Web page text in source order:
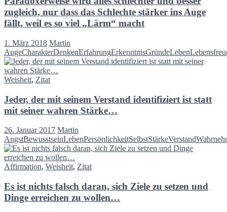
zugleich, nur dass das Schlechte stärker ins Auge
fällt, weil es so viel „Lärm“ macht
1. März 2018 Martin
AugeCharakterDenkenErfahrungErkenntnisGründeLeben
Weisheit, Zitat
Jeder, der mit seinem Verstand identifiziert ist statt
mit seiner wahren Stärke…
26. Januar 2017 Martin
AngstBewusstseinLebenPersönlichkeitSelbstStärkeVerstand
Affirmation, Weisheit, Zitat
Es ist nichts falsch daran, sich Ziele zu setzen und
Dinge erreichen zu wollen…